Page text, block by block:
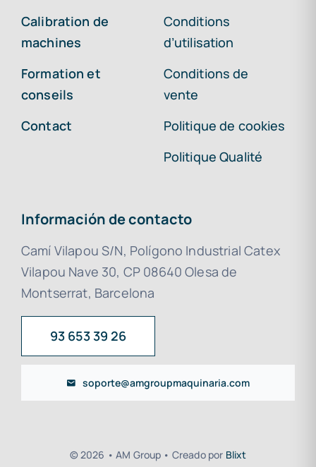
Calibration de
machines
Formation et
conseils
Contact
Conditions
d’utilisation
Conditions de
vente
Politique de cookies
Politique Qualité
Información de contacto
Camí Vilapou S/N, Polígono Industrial Catex
Vilapou Nave 30, CP 08640 Olesa de
Montserrat, Barcelona
93 653 39 26
soporte@amgroupmaquinaria.com
© 2026 • AM Group • Creado por Blixt